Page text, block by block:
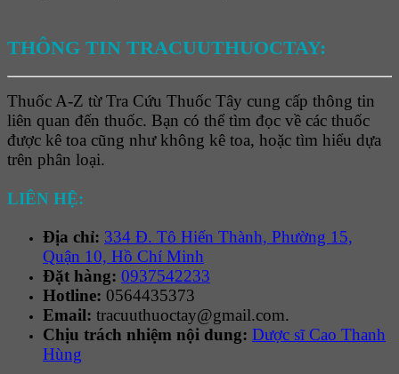
THÔNG TIN TRACUUTHUOCTAY:
Thuốc A-Z từ Tra Cứu Thuốc Tây cung cấp thông tin
liên quan đến thuốc. Bạn có thể tìm đọc về các thuốc
được kê toa cũng như không kê toa, hoặc tìm hiểu dựa
trên phân loại.
LIÊN HỆ:
Địa chỉ: 334 Đ. Tô Hiến Thành, Phường 15,
Quận 10, Hồ Chí Minh
Đặt hàng: 0937542233
Hotline: 0564435373
Email: tracuuthuoctay@gmail.com.
Chịu trách nhiệm nội dung: Dược sĩ Cao Thanh
Hùng